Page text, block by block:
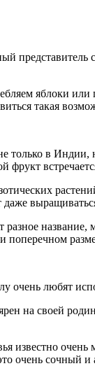
яблоки
такая
только в Индии,
фрукт
очень любят
на своей
известно
очень сочный и